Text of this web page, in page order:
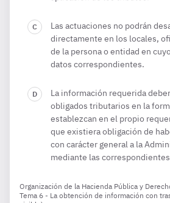
Las actuaciones no podrán
directamente en los locales,
de la persona o entidad en
datos correspondientes.
La información requerida
obligados tributarios en la
establezcan en el propio
que existiera obligación de
con carácter general a la
mediante las
Organización de la Hacienda Pública y
Tema 6 - La obtención de información con